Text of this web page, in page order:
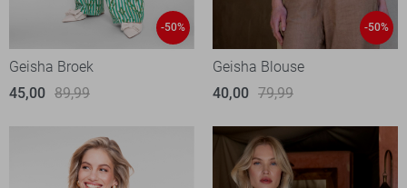
-50%
Geisha Broek
45,00 89,99
-50%
Geisha Blouse
40,00 79,99